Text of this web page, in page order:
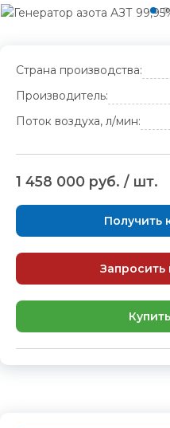
Страна производства:
Производитель:
Поток воздуха, л/мин:
1 458 000 руб. / шт.
Получить